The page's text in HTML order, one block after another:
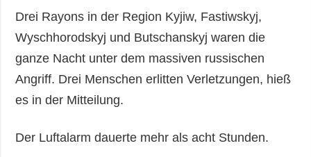
Drei Rayons in der Region Kyjiw, Fastiwskyj,
Wyschhorodskyj und Butschanskyj waren die
ganze Nacht unter dem massiven russischen
Angriff. Drei Menschen erlitten Verletzungen, hieß
es in der Mitteilung.
Der Luftalarm dauerte mehr als acht Stunden.